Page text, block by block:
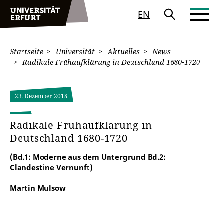
EN
Startseite Universität Aktuelles
News
Radikale Frühaufklärung in Deutschland 1680-1720
23. Dezember 2018
Radikale Frühaufklärung in
Deutschland 1680-1720
(Bd.1: Moderne aus dem Untergrund Bd.2:
Clandestine Vernunft)
Martin Mulsow